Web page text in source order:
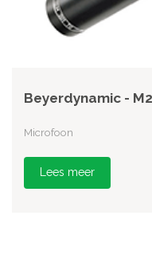
Beyerdynamic -
Microfoon
Lees meer